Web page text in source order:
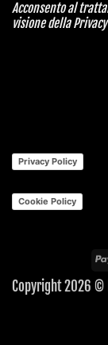
Acconsento al
visione della
Privacy Policy
Cookie Policy
Copyright 2026 ©